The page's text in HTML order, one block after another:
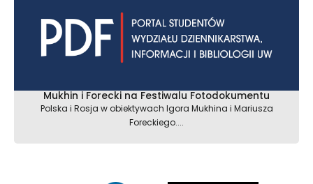
Mukhin i Forecki na Festiwalu Fotodokumentu
Polska i Rosja w obiektywach Igora Mukhina i Mariusza
Foreckiego....